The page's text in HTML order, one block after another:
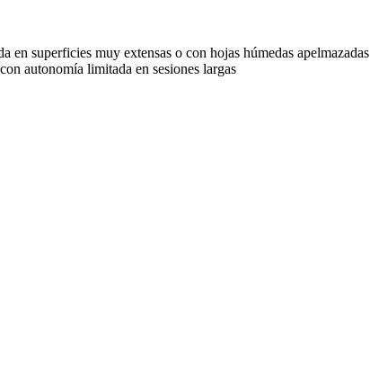
superficies muy extensas o con hojas húmedas apelmazadas
autonomía limitada en sesiones largas